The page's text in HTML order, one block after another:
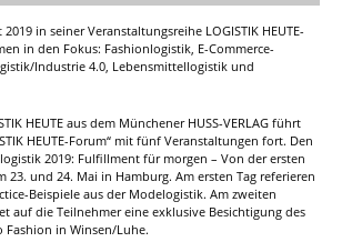
2019 in seiner Veranstaltungsreihe LOGISTIK HEUTE-
in den Fokus: Fashionlogistik, E-Commerce-
Industrie 4.0, Lebensmittellogistik und
HEUTE aus dem Münchener HUSS-VERLAG führt
HEUTE-Forum“ mit fünf Veranstaltungen fort. Den
2019: Fulfillment für morgen – Von der ersten
23. und 24. Mai in Hamburg. Am ersten Tag referieren
Beispiele aus der Modelogistik. Am zweiten
auf die Teilnehmer eine exklusive Besichtigung des
Fashion in Winsen/Luhe.